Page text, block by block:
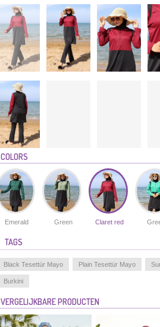
COLORS
Emerald Green Claret red
TAGS
Black Tesettür Mayo Plain Tesettür Mayo
Burkini
VERGELIJKBARE PRODUCTEN